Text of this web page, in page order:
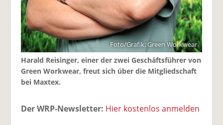
Foto/Grafik: Green Workwear
Harald Reisinger, einer der zwei Geschäftsführer von
Green Workwear, freut sich über die Mitgliedschaft
bei Maxtex.
Der WRP-Newsletter: Hier kostenlos anmelden